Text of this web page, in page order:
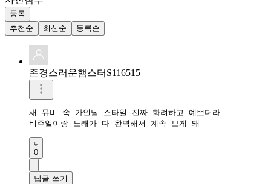
등록
추천순
최신순 등록순
존경스러운햄스터S116515
새 뮤비 속 가인님 스타일 진짜 화려하고 예쁘더라
비주얼이랑 노래가 다 완벽해서 계속 보게 돼
0
답글 쓰기